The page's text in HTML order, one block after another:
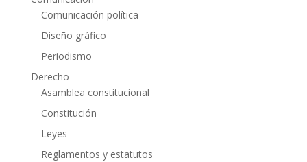
Comunicación política
Diseño gráfico
Periodismo
Derecho
Asamblea constitucional
Constitución
Leyes
Reglamentos y estatutos